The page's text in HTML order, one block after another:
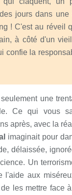
jours dans
! C'est au réveil
à côté d'un
confie la
une
Ce qui vous
après, avec la
imaginait pour
délaissée,
Un
l'aide aux
les mettre face